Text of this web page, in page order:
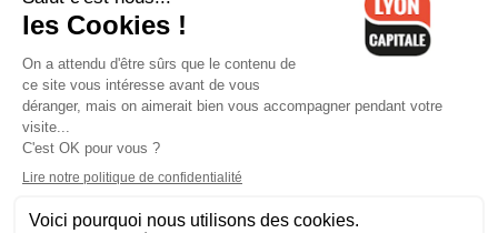
Contactez-nous-Mentions légales-CGV-Politique de